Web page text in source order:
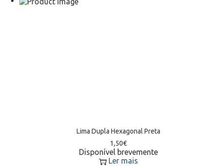
Lima Dupla Hexagonal Preta
1,50€
Disponível brevemente
Ler mais